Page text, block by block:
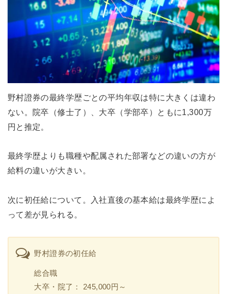
野村證券の最終学歴ごとの平均年収は特に大きくは違わ
ない。院卒（修士了）、大卒（学部卒）ともに1,300万
円と推定。
最終学歴よりも職種や配属された部署などの違いの方が
給料の違いが大きい。
次に初任給について。入社直後の基本給は最終学歴によ
って差が見られる。
野村證券の初任給
総合職
大卒・院了： 245,000円～